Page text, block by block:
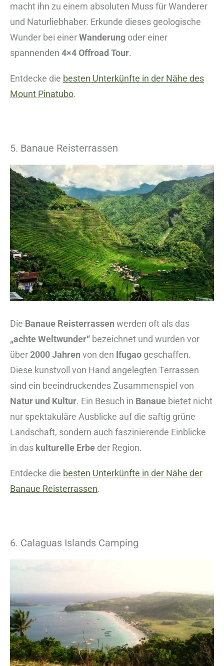
macht ihn zu einem absoluten Muss für Wanderer
und Naturliebhaber. Erkunde dieses geologische
Wunder bei einerWanderung oder einer
spannenden 4×4 Offroad Tour.
Entdecke die besten Unterkünfte in der Nähe des
Mount Pinatubo.
5. Banaue Reisterrassen
Die Banaue Reisterrassen werden oft als das
„achte Weltwunder“ bezeichnet und wurden vor
über2000 Jahren von den Ifugao geschaffen.
Diese kunstvoll von Hand angelegten Terrassen
sind ein beeindruckendes Zusammenspiel von
Natur und Kultur. Ein Besuch in Banaue bietet nicht
nur spektakuläre Ausblicke auf die saftig grüne
Landschaft, sondern auch faszinierende Einblicke
in das kulturelle Erbe der Region.
Entdecke die besten Unterkünfte in der Nähe der
Banaue Reisterrassen.
6. Calaguas Islands Camping